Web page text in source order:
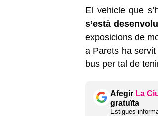
El vehicle que
s’està
exposicions de
a Parets ha servit
bus per tal de
Afegir La
gratuïta
Estigues